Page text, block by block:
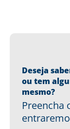
Deseja
ou tem
mesmo?
Preencha